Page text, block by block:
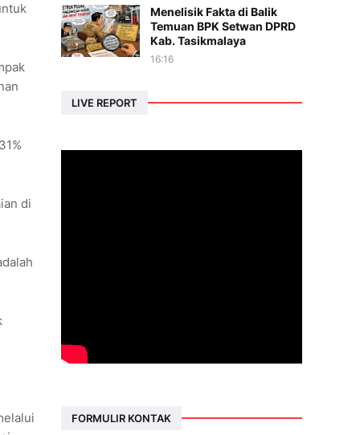
di
Menelisik Fakta di Balik
Temuan BPK Setwan DPRD
Kab. Tasikmalaya
16:16
LIVE REPORT
FORMULIR KONTAK